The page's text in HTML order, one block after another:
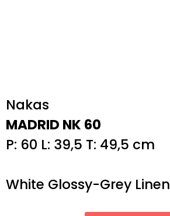
Nakas
MADRID NK 60
P: 60 L: 39,5 T: 49,5 cm
White Glossy-Grey Linen